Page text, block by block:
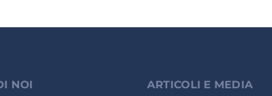
NOI ARTICOLI E MEDIA